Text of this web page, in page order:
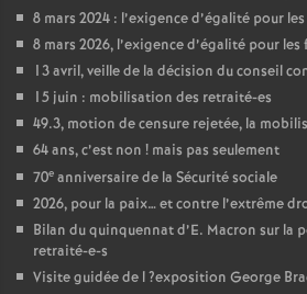
8 mars 2024 : l’exigence d’égalité pour
8 mars 2026, l’exigence d’égalité pour
13 avril, veille de la décision du conseil
15 juin : mobilisation des retraité-es
49.3, motion de censure rejetée, la
64 ans, c’est non ! mais pas seulement
70e anniversaire de la Sécurité sociale
2026, pour la paix… et contre l’extrême
Bilan du quinquennat d’E. Macron sur la
retraité-e-s
Visite guidée de l?exposition George